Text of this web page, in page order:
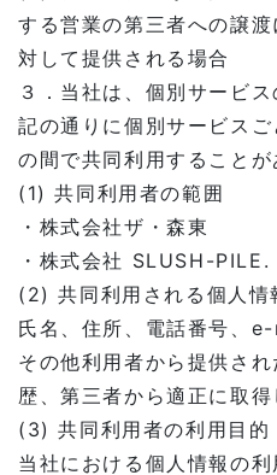
する営業の第三者への譲
対して提供される場合
３．当社は、個別サービ
記の通りに個別サービス
の間で共同利用することが
(1) 共同利用者の範囲
・株式会社ザ・森東
・株式会社 SLUSH-PILE.
(2) 共同利用される個人情
氏名、住所、電話番号、
その他利用者から提供さ
歴、第三者から適正に取得
(3) 共同利用者の利用目的
当社における個人情報の利